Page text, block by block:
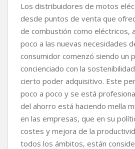
Los distribuidores de motos
desde puntos de venta que
de combustión como eléctricos,
poco a las nuevas necesidades
consumidor comenzó siendo un
concienciado con la
cierto poder adquisitivo. Este
poco a poco y se está
del ahorro está haciendo mella
en las empresas, que en su
costes y mejora de la
todos los ámbitos, están